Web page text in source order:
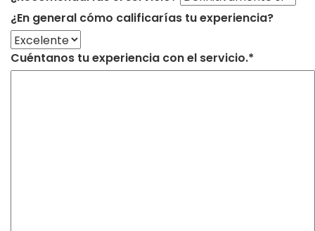
¿En general cómo calificarías tu experiencia?
Cuéntanos tu experiencia con el servicio.*